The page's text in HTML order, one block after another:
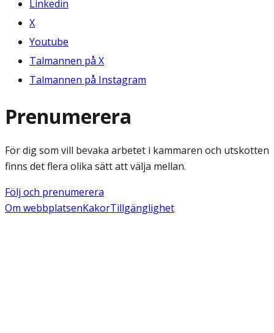
Linkedin
X
Youtube
Talmannen på X
Talmannen på Instagram
Prenumerera
För dig som vill bevaka arbetet i kammaren och utskotten
finns det flera olika sätt att välja mellan.
Följ och prenumerera
Om webbplatsenKakorTillgänglighet